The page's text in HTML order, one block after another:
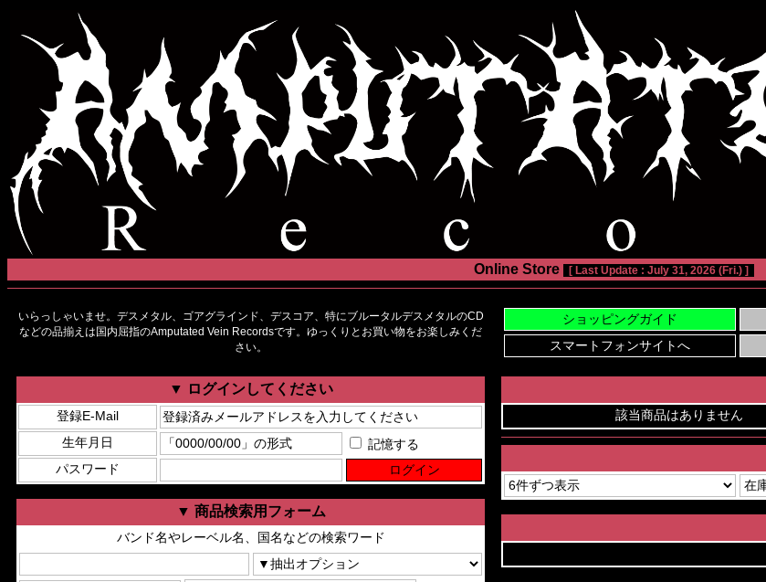
Online Store [ Last Update : July 31, 2026 (Fri.) ]
いらっしゃいませ。デスメタル、ゴアグラインド、デスコア、特にブルータルデスメタルのCD
などの品揃えは国内屈指のAmputated Vein Recordsです。ゆっくりとお買い物をお楽しみくだ
さい。
▼ ログインしてください
登録E-Mail
生年月日
記憶する
パスワード
▼ 商品検索用フォーム
バンド名やレーベル名、国名などの検索ワード
該当商品はありません